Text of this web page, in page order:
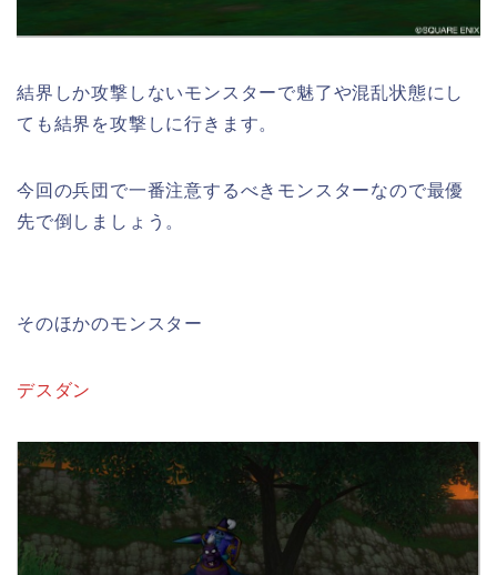
結界しか攻撃しないモンスターで魅了や混乱状態にし
ても結界を攻撃しに行きます。
今回の兵団で一番注意するべきモンスターなので最優
先で倒しましょう。
そのほかのモンスター
デスダン